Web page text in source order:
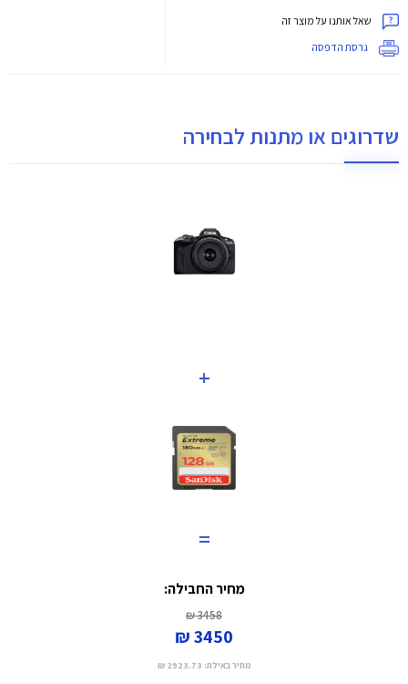
שאל אותנו על מוצר זה
גרסת הדפסה
שדרוגים או מתנות לבחירה
+
=
מחיר החבילה:
3458 ₪
3450 ₪
מחיר באילת: 2923.73 ₪